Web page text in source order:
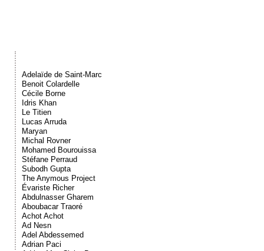
Adelaïde de Saint-Marc
Benoit Colardelle
Cécile Borne
Idris Khan
Le Titien
Lucas Arruda
Maryan
Michal Rovner
Mohamed Bourouissa
Stéfane Perraud
Subodh Gupta
The Anymous Project
Évariste Richer
Abdulnasser Gharem
Aboubacar Traoré
Achot Achot
Ad Nesn
Adel Abdessemed
Adrian Paci